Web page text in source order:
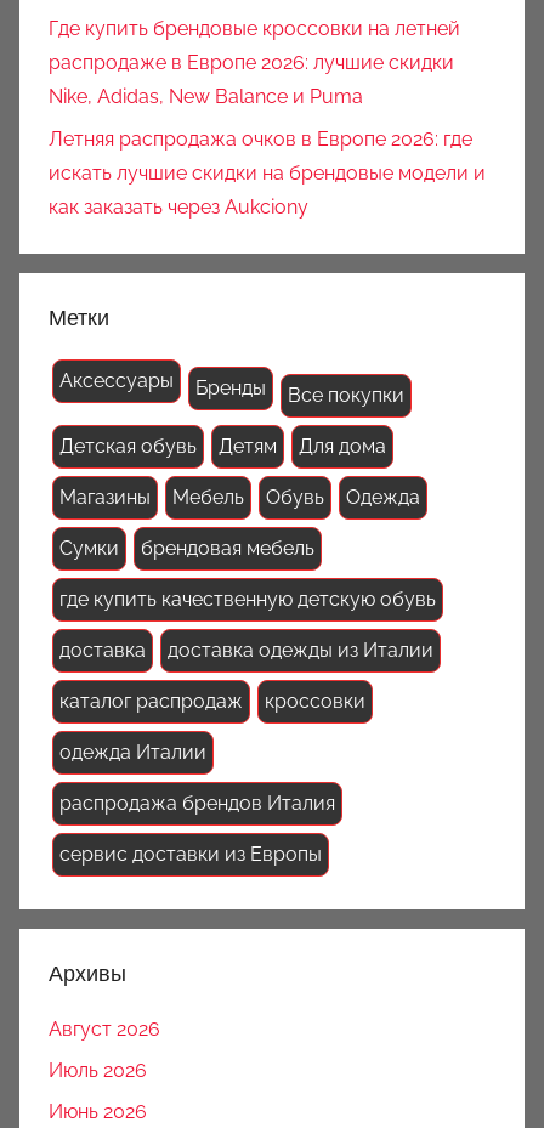
Где купить брендовые кроссовки на летней
распродаже в Европе 2026: лучшие скидки
Nike, Adidas, New Balance и Puma
Летняя распродажа очков в Европе 2026: где
искать лучшие скидки на брендовые модели и
как заказать через Aukciony
Метки
Аксессуары Бренды Все покупки
Детская обувь Детям Для дома
Магазины Мебель Обувь Одежда
Сумки брендовая мебель
где купить качественную детскую обувь
доставка доставка одежды из Италии
каталог распродаж кроссовки
одежда Италии
распродажа брендов Италия
сервис доставки из Европы
Архивы
Август 2026
Июль 2026
Июнь 2026